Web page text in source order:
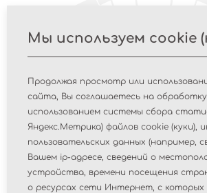
медицинские
Публикуем список новых
зарегистрированных с 21.11.2025
Ссылка на перечень: [
см.
Мы используем cookie
Продолжая просмотр или
cайта, Вы соглашаетесь на обработку
использованием системы сбора
Яндекс.Метрика) файлов cookie (куки),
пользовательских данных (например,
Вашем ip-адресе, сведений о
устройства, времени посещения
о ресурсах сети Интернет, с которых